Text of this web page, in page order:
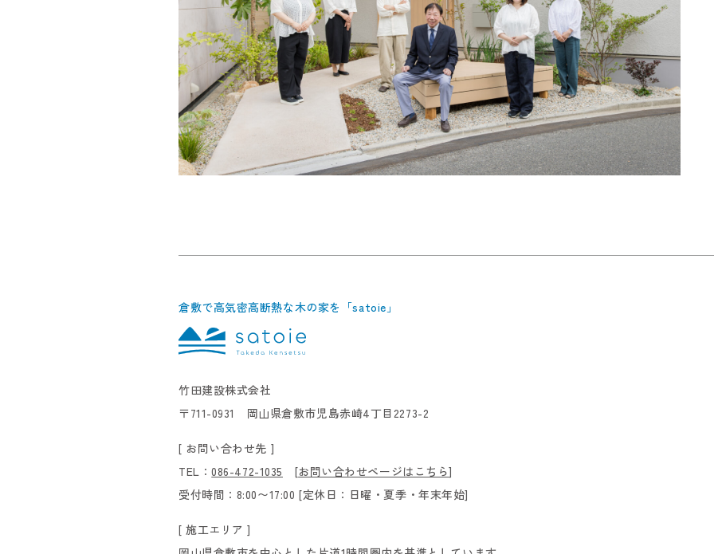
倉敷で高気密高断熱な木の家を「satoie」
竹田建設株式会社
〒711-0931 岡山県倉敷市児島赤崎4丁目2273-2
[ お問い合わせ先 ]
TEL：086-472-1035 [お問い合わせページはこちら]
受付時間：8:00〜17:00 [定休日：日曜・夏季・年末年始]
[ 施工エリア ]